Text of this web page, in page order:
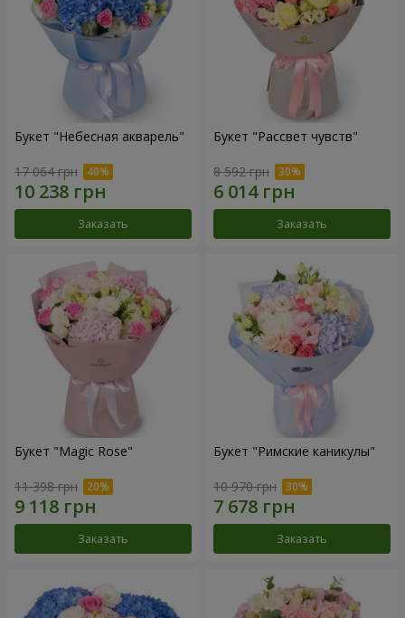
Букет "Небесная акварель"
17 064 грн
Заказать
Букет "Рассвет чувств"
8 592 грн
Заказать
Букет "Magic Rose"
11 398 грн
Заказать
Букет "Римские каникулы"
10 970 грн
Заказать